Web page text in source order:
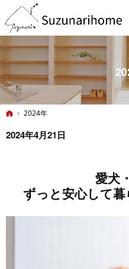
ホーム
2024年
2024年4月21日
愛犬
ずっと安心して